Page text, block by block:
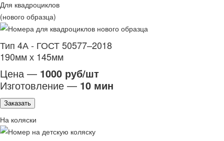
Для квадроциклов
(нового образца)
Тип 4А - ГОСТ 50577–2018
190мм х 145мм
Цена — 1000 руб/шт
Изготовление — 10 мин
Заказать
На коляски